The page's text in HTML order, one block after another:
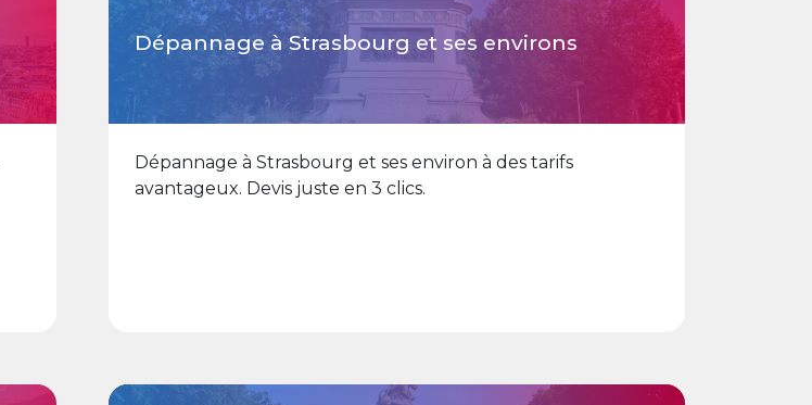
Dépannage à Strasbourg et ses environs
Dépannage à Strasbourg et ses environ à des tarifs
avantageux. Devis juste en 3 clics.